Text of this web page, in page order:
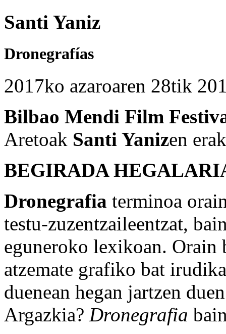
Santi Yaniz
Dronegrafías
2017ko azaroaren 28tik
Bilbao Mendi Film
Aretoak Santi Yanizen
BEGIRADA
Dronegrafia terminoa
testu-zuzentzaileentzat,
eguneroko lexikoan. Orain
atzemate grafiko bat
duenean hegan jartzen
Argazkia? Dronegrafia